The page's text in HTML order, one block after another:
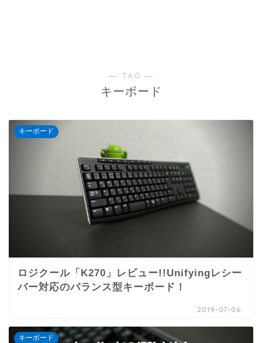
― TAG ―
キーボード
キーボード
ロジクール「K270」レビュー!!Unifyingレシー
バー対応のバランス型キーボード！
2019-07-06
キーボード